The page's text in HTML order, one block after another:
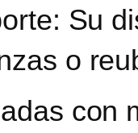
Su
o
con